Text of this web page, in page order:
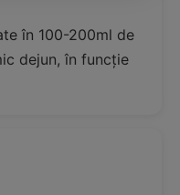
în 100-200ml de
dejun, în funcție